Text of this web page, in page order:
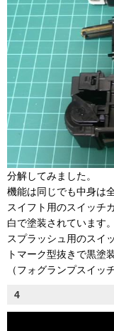
分解してみました。
機能は同じでも中身は
スイフト用のスイッチ
白で塗装されています。
スプラッシュ用のスイ
トマーク型抜きで黒塗
（フォグランプスイッ
4